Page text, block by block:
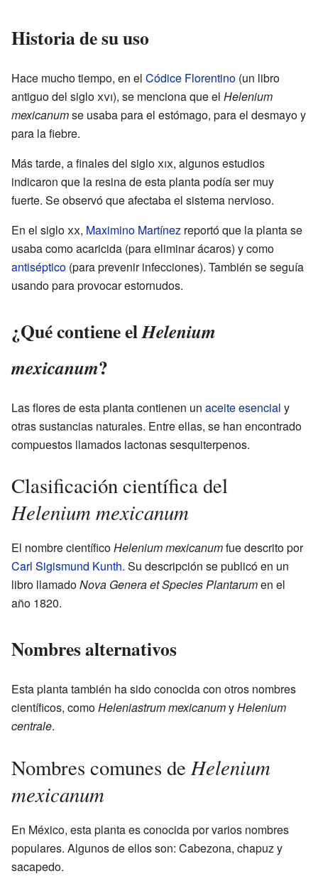
Historia de su uso
Hace mucho tiempo, en el Códice Florentino (un libro
antiguo del sigloxvi), se menciona que el Helenium
mexicanumse usaba para el estómago, para el desmayo y
para la fiebre.
Más tarde, a finales del sigloxix, algunos estudios
indicaron que la resina de esta planta podía ser muy
fuerte. Se observó que afectaba el sistema nervioso.
En el sigloxx, Maximino Martínez reportó que la planta se
usaba como acaricida (para eliminar ácaros) y como
antiséptico (para prevenir infecciones). También se seguía
usando para provocar estornudos.
¿Qué contiene elHelenium
mexicanum?
Las flores de esta planta contienen un aceite esencial y
otras sustancias naturales. Entre ellas, se han encontrado
compuestos llamados lactonas sesquiterpenos.
Clasificación científica del
Helenium mexicanum
El nombre científicoHelenium mexicanumfue descrito por
Carl Sigismund Kunth. Su descripción se publicó en un
libro llamadoNova Genera et Species Plantarumen el
año 1820.
Nombres alternativos
Esta planta también ha sido conocida con otros nombres
científicos, comoHeleniastrum mexicanumyHelenium
centrale.
Nombres comunes deHelenium
mexicanum
En México, esta planta es conocida por varios nombres
populares. Algunos de ellos son: Cabezona, chapuz y
sacapedo.